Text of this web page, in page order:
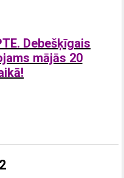
Debešķīgais
mājās 20